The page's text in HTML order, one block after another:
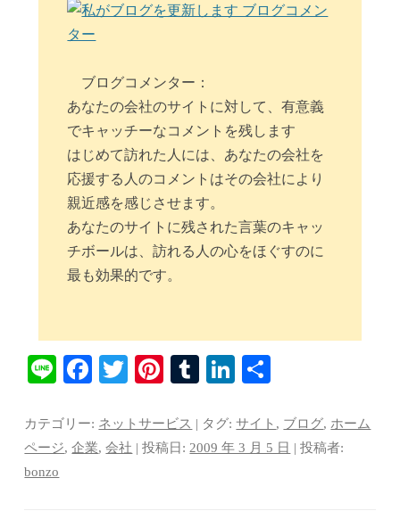
ブログコメンター：
あなたの会社のサイトに対して、有意義
でキャッチーなコメントを残します
はじめて訪れた人には、あなたの会社を
応援する人のコメントはその会社により
親近感を感じさせます。
あなたのサイトに残された言葉のキャッ
チボールは、訪れる人の心をほぐすのに
最も効果的です。
Li
Fa
bo
ok
T
tte
r
Pi
er
es
T
m
bl
Li
ed
In
カテゴリー: ネットサービス | タグ:サイト , ブログ,ホーム
ページ,企業,会社 | 投稿日:2009 年 3 月 5 日 |投稿者:
bonzo